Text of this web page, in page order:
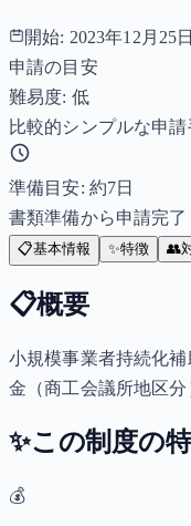
開始: 2023年12月25日
申請の目安
難易度: 低
比較的シンプルな申請
準備目安: 約7日
書類準備から申請完
📋基本情報 ✨特徴 👥
📋概要
小規模事業者持続化
金（商工会議所地区
✨この制度の
💰